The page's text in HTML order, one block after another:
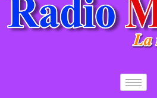
grupos de cumbia, respaldan a
“Es difamación”: Naldy Saldaña
Sánchez, exdirector musical de La Bella